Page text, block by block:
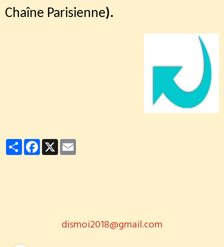
Chaîne Parisienne).
PartagerFacebook
X
dismoi2018@gmail.com